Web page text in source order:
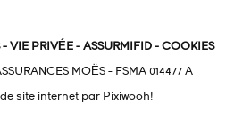
-VIE PRIVÉE-ASSURMIFID-COOKIES
MOËS - FSMA 014477 A
site internet par Pixiwooh!